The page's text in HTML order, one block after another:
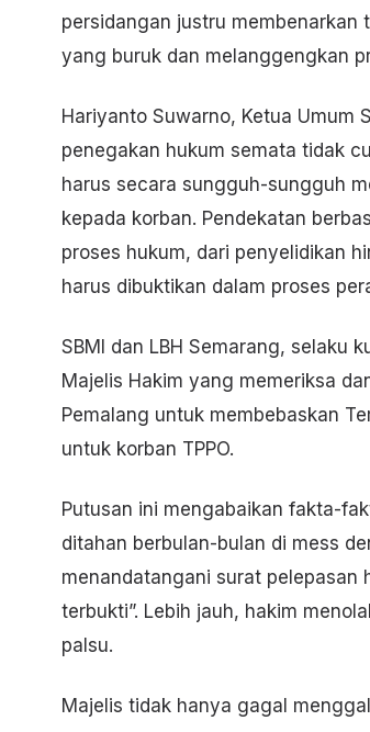
persidangan justru membenarkan
yang buruk dan melanggengkan
Hariyanto Suwarno, Ketua Umum
penegakan hukum semata tidak
harus secara sungguh-sungguh
kepada korban. Pendekatan
proses hukum, dari penyelidikan
harus dibuktikan dalam proses
SBMI dan LBH Semarang, selaku
Majelis Hakim yang memeriksa
Pemalang untuk membebaskan
untuk korban TPPO.
Putusan ini mengabaikan fakta-
ditahan berbulan-bulan di mess
menandatangani surat pelepasan
terbukti”. Lebih jauh, hakim
palsu.
Majelis tidak hanya gagal